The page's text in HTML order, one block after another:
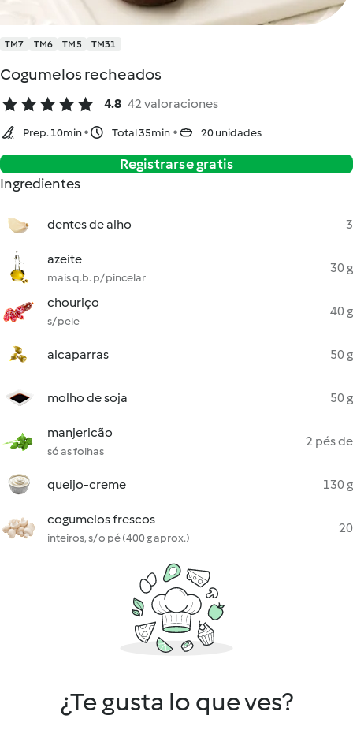
TM7 TM6 TM5 TM31
Cogumelos recheados
4.8 42 valoraciones
Prep. 10min Total 35min 20 unidades
Registrarse gratis
Ingredientes
dentes de alho 3
azeite
mais q.b. p/ pincelar
30 g
chouriço
s/ pele
40 g
alcaparras 50 g
molho de soja 50 g
manjericão
só as folhas
2 pés de
queijo-creme 130 g
cogumelos frescos
inteiros, s/ o pé (400 g aprox.)
20
¿Te gusta lo que ves?